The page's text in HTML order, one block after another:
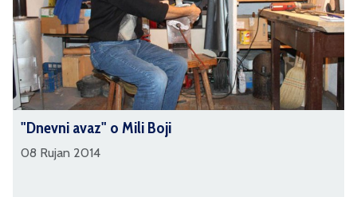
"Dnevni avaz" o Mili Boji
08 Rujan 2014